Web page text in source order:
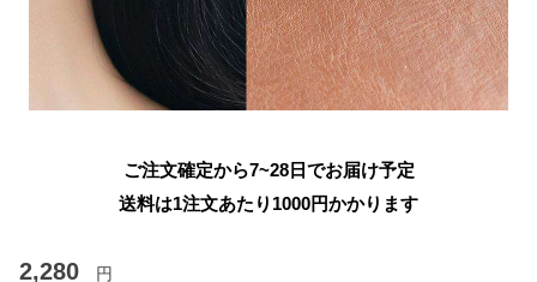
ご注文確定から7~28日でお届け予定
送料は1注文あたり 1000円かかります
2,280 円